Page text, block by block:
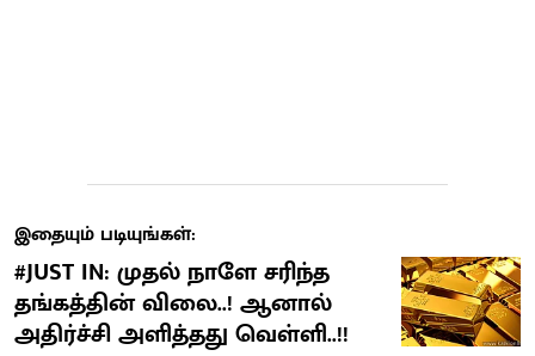
இதையும் படியுங்கள்:
#JUST IN: முதல் நாளே சரிந்த
தங்கத்தின் விலை..! ஆனால்
அதிர்ச்சி அளித்தது வெள்ளி..!!